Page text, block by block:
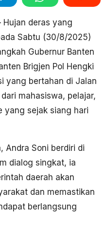
deras yang
Sabtu (30/8/2025)
Gubernur Banten
Brigjen Pol Hengki
yang bertahan di Jalan
mahasiswa, pelajar,
yang sejak siang hari
Andra Soni berdiri di
dialog singkat, ia
daerah akan
dan memastikan
berlangsung